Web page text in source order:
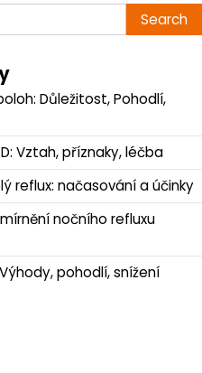
Důležitost, Pohodlí,
Vztah, příznaky, léčba
reflux: načasování a účinky
nočního refluxu
pohodlí, snížení